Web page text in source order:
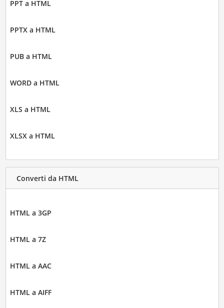
PPT a HTML
PPTX a HTML
PUB a HTML
WORD a HTML
XLS a HTML
XLSX a HTML
Converti da HTML
HTML a 3GP
HTML a 7Z
HTML a AAC
HTML a AIFF